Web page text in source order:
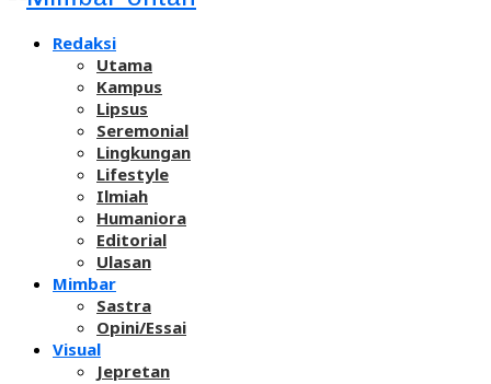
Redaksi
Utama
Kampus
Lipsus
Seremonial
Lingkungan
Lifestyle
Ilmiah
Humaniora
Editorial
Ulasan
Mimbar
Sastra
Opini/Essai
Visual
Jepretan